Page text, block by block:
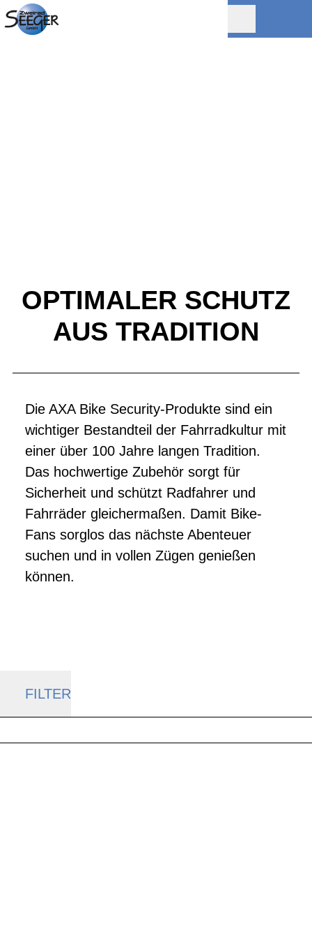
OPTIMALER SCHUTZ
AUS TRADITION
Die AXA Bike Security-Produkte sind ein
wichtiger Bestandteil der Fahrradkultur mit
einer über 100 Jahre langen Tradition.
Das hochwertige Zubehör sorgt für
Sicherheit und schützt Radfahrer und
Fahrräder gleichermaßen. Damit Bike-
Fans sorglos das nächste Abenteuer
suchen und in vollen Zügen genießen
können.
FILTER